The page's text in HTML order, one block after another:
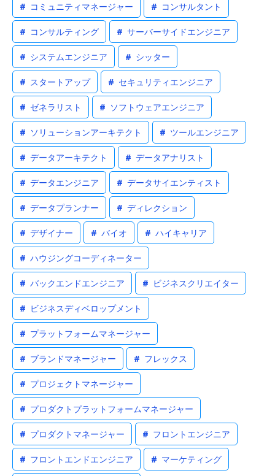
# コミュニティマネージャー # コンサルタント
# コンサルティング # サーバーサイドエンジニア
# システムエンジニア # シッター
# スタートアップ # セキュリティエンジニア
# ゼネラリスト # ソフトウェアエンジニア
# ソリューションアーキテクト # ツールエンジニア
# データアーキテクト # データアナリスト
# データエンジニア # データサイエンティスト
# データプランナー # ディレクション
# デザイナー # バイオ # ハイキャリア
# ハウジングコーディネーター
# バックエンドエンジニア # ビジネスクリエイター
# ビジネスディベロップメント
# プラットフォームマネージャー
# ブランドマネージャー # フレックス
# プロジェクトマネージャー
# プロダクトプラットフォームマネージャー
# プロダクトマネージャー # フロントエンジニア
# フロントエンドエンジニア # マーケティング